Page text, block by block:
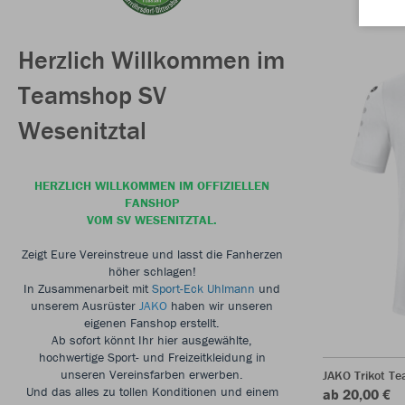
Herzlich Willkommen im
Teamshop SV
Wesenitztal
HERZLICH WILLKOMMEN IM OFFIZIELLEN
FANSHOP
VOM SV WESENITZTAL.
Zeigt Eure Vereinstreue und lasst die Fanherzen
höher schlagen!
In Zusammenarbeit mitSport-Eck Uhlmann und
unserem Ausrüster JAKO haben wir unseren
eigenen Fanshop erstellt.
Ab sofort könnt Ihr hier ausgewählte,
hochwertige Sport- und Freizeitkleidung in
unseren Vereinsfarben erwerben.
Und das alles zu tollen Konditionen und einem
JAKO Trikot
ab 20,00 €